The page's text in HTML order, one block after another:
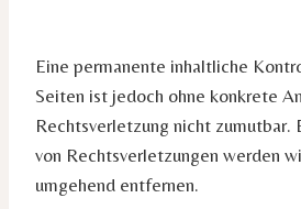
Eine permanente inhaltliche
Seiten ist jedoch ohne konkrete
Rechtsverletzung nicht zumutbar.
von Rechtsverletzungen werden
umgehend entfernen.